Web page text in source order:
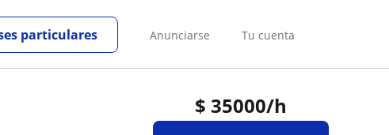
Anunciarse Tu cuenta
particulares
$ 35000/h